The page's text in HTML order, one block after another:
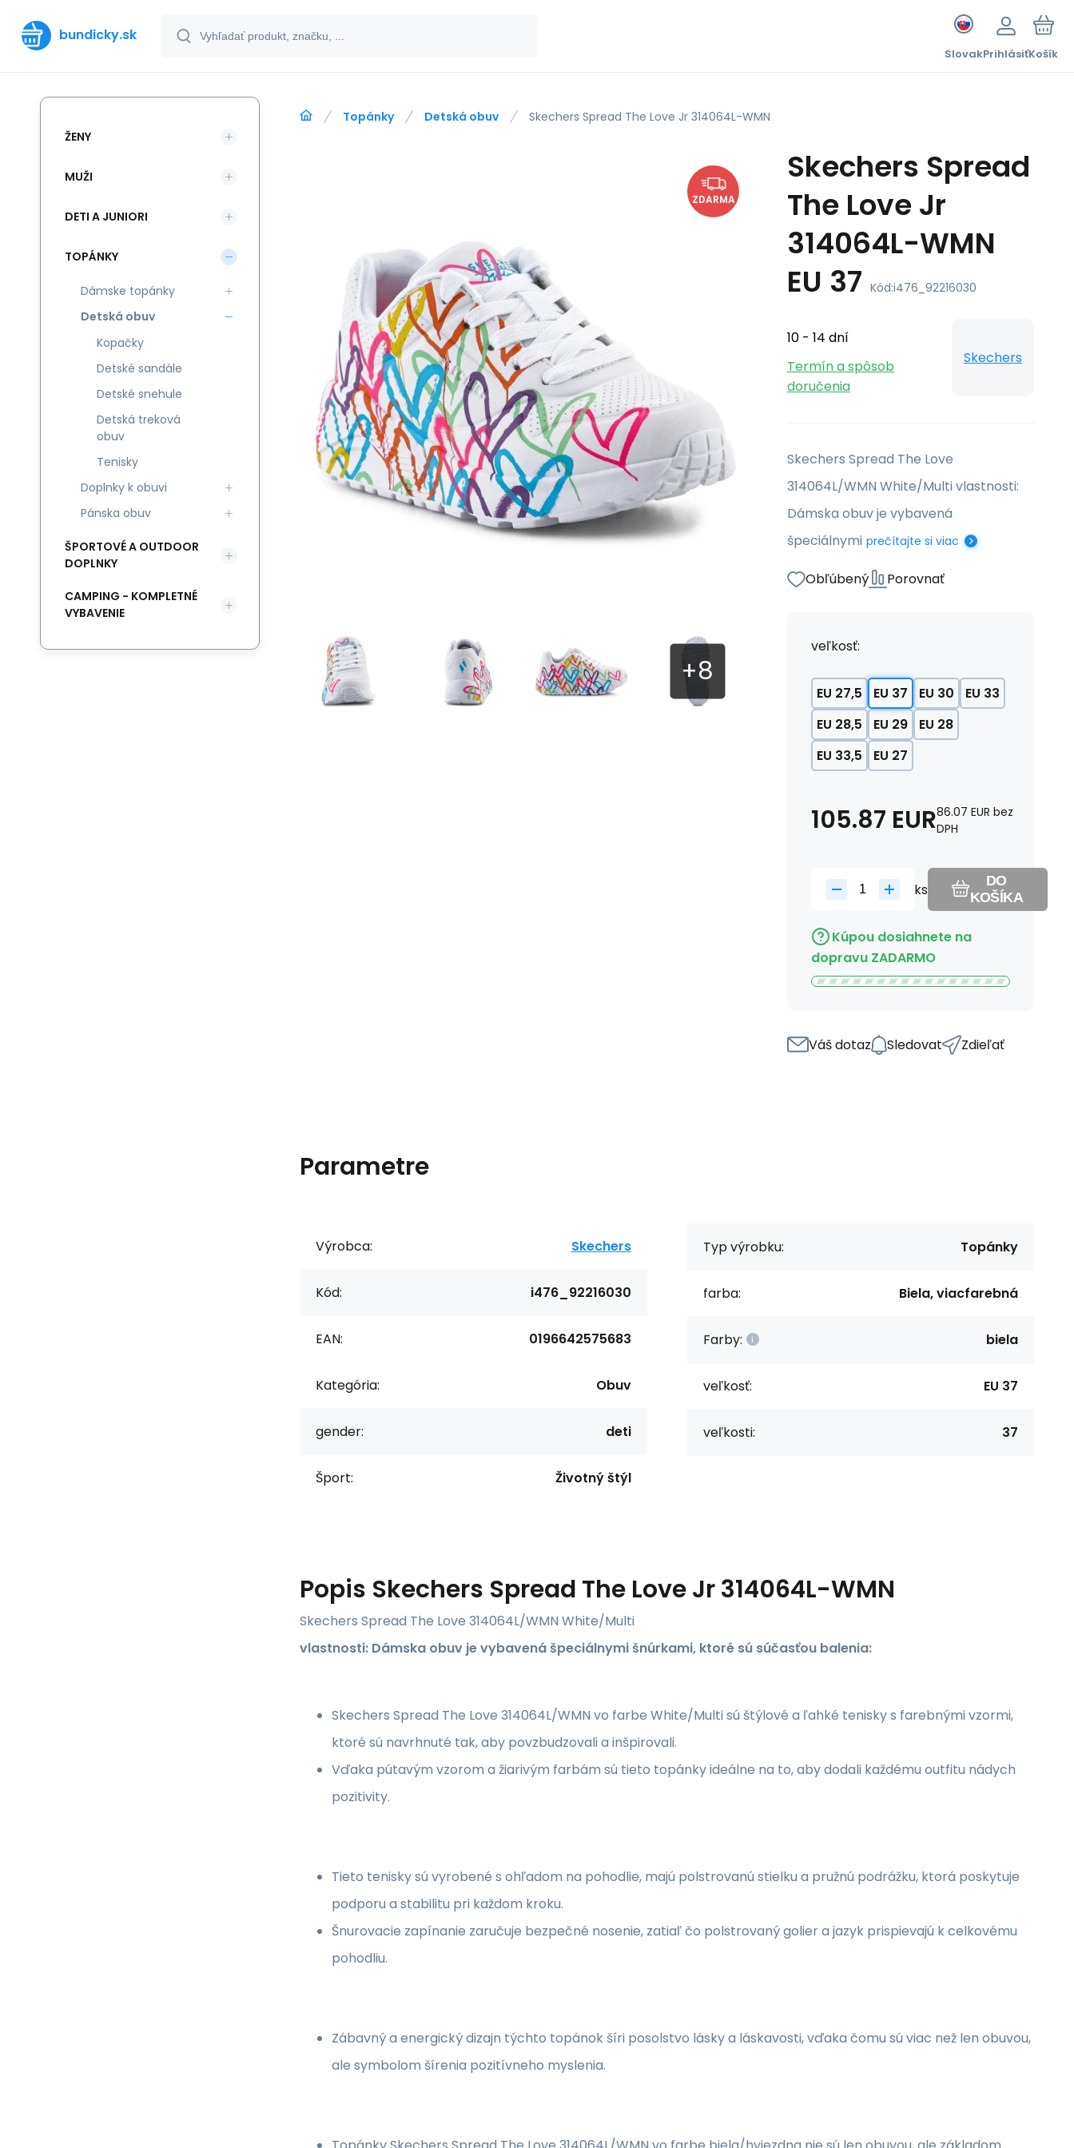
bundicky.sk
SlovakPrihlásiťKošík
Topánky Detská obuv Skechers Spread The Love Jr 314064L-WMN
ZDARMA
Skechers Spread
The Love Jr
314064L-WMN
EU 37 Kód:i476_92216030
10 - 14 dní
Termín a spôsob
doručenia
Skechers
Skechers Spread The Love
314064L/WMN White/Multi vlastnosti:
Dámska obuv je vybavená
špeciálnymi prečítajte si viac
Obľúbený Porovnať
veľkosť:
EU 27,5 EU 37 EU 30
EU 33
EU 28,5
EU 29
EU 28
EU 33,5
EU 27
105.87 EUR86.07 EUR bez
DPH
ks
DO
KOŠÍKA
Kúpou dosiahnete na
dopravu ZADARMO
Váš dotaz Sledovat Zdieľať
Parametre
Výrobca: Skechers
Kód: i476_92216030
EAN: 0196642575683
Kategória: Obuv
gender: deti
Šport: Životný štýl
Typ výrobku: Topánky
farba: Biela, viacfarebná
Farby: biela
veľkosť: EU 37
veľkosti: 37
Popis Skechers Spread The Love Jr 314064L-WMN
Skechers Spread The Love 314064L/WMN White/Multi
vlastnosti: Dámska obuv je vybavená špeciálnymi šnúrkami, ktoré sú súčasťou balenia:
Skechers Spread The Love 314064L/WMN vo farbe White/Multi sú štýlové a ľahké tenisky s farebnými vzormi,
ktoré sú navrhnuté tak, aby povzbudzovali a inšpirovali.
Vďaka pútavým vzorom a žiarivým farbám sú tieto topánky ideálne na to, aby dodali každému outfitu nádych
pozitivity.
Tieto tenisky sú vyrobené s ohľadom na pohodlie, majú polstrovanú stielku a pružnú podrážku, ktorá poskytuje
podporu a stabilitu pri každom kroku.
Šnurovacie zapínanie zaručuje bezpečné nosenie, zatiaľ čo polstrovaný golier a jazyk prispievajú k celkovému
pohodliu.
Zábavný a energický dizajn týchto topánok šíri posolstvo lásky a láskavosti, vďaka čomu sú viac než len obuvou,
ale symbolom šírenia pozitívneho myslenia.
ŽENY
MUŽI
DETI A JUNIORI
TOPÁNKY
Dámske topánky
Detská obuv
Kopačky
Detské sandále
Detské snehule
Detská treková
obuv
Tenisky
Doplnky k obuvi
Pánska obuv
ŠPORTOVÉ A OUTDOOR
DOPLNKY
CAMPING - KOMPLETNÉ
VYBAVENIE